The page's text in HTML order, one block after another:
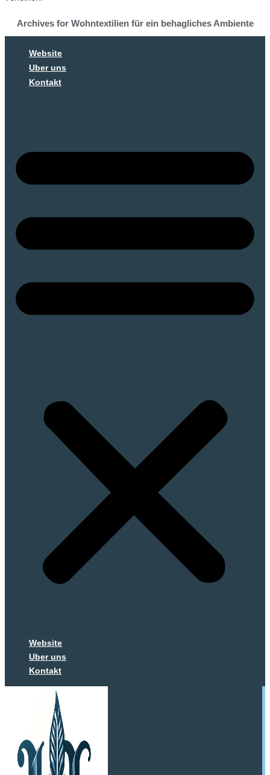
Archives for Wohntextilien für ein behagliches Ambiente
Website
Uber uns
Kontakt
Website
Uber uns
Kontakt